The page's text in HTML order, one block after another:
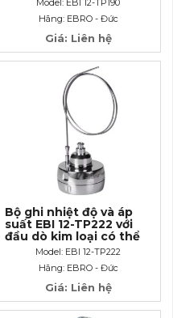
Model: EBI 12-TP190
Hãng: EBRO - Đức
Giá: Liên hệ
Bộ ghi nhiệt độ và áp
suất EBI 12-TP222 với
đầu dò kim loại có thể
uống cong dài 500mm
Model: EBI 12-TP222
Hãng: EBRO - Đức
Giá: Liên hệ